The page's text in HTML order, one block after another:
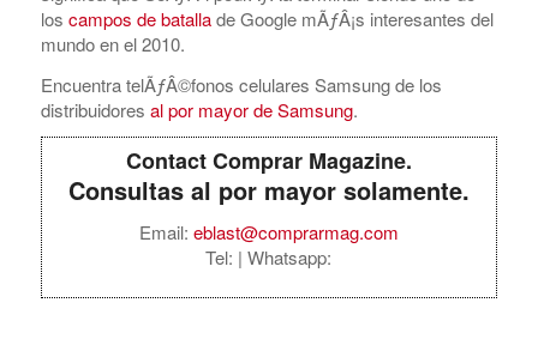
los campos de batallade Google mÃƒÂ¡s interesantes del
mundo en el 2010.
Encuentra telÃƒÂ©fonos celulares Samsung de los
distribuidores al por mayor de Samsung.
Contact Comprar Magazine.
Consultas al por mayor solamente.
Email: eblast@comprarmag.com
Tel: | Whatsapp: